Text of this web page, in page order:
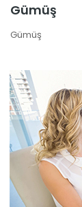
Gümüş
Gümüş